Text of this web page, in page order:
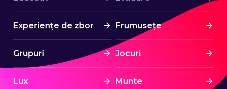
Experiențe de zbor Frumusețe
Grupuri Jocuri
Lux Munte